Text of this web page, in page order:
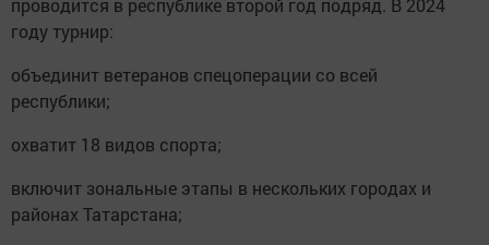
проводится в республике второй год подряд. В 2024
году турнир:
объединит ветеранов спецоперации со всей
республики;
охватит 18 видов спорта;
включит зональные этапы в нескольких городах и
районах Татарстана;